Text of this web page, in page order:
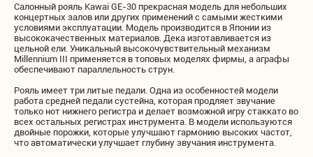
Салонный рояль Kawai GE-30 прекрасная модель для небольших
концертных залов или других применений с самыми жесткими
условиями эксплуатации. Модель производится в Японии из
высококачественных материалов. Дека изготавливается из
цельной ели. Уникальный высокочувствительный механизм
Millennium III применяется в топовых моделях фирмы, а аграфы
обеспечивают параллельность струн.
Рояль имеет три литые педали. Одна из особенностей модели
работа средней педали сустейна, которая продляет звучание
только нот нижнего регистра и делает возможной игру стаккато во
всех остальных регистрах инструмента. В модели используются
двойные порожки, которые улучшают гармонию высоких частот,
что автоматически улучшает глубину звучания инструмента.